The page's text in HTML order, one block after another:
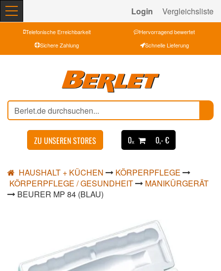
Login Vergleichsliste
Telefonische Erreichbarkeit
Hervorragend bewertet
Sichere Zahlung
Schnelle Lieferung
ZU UNSEREN STORES 0ₓ 0,- €
HAUSHALT + KÜCHEN
KÖRPERPFLEGE
KÖRPERPFLEGE / GESUNDHEIT
MANIKÜRGERÄT
BEURER MP 84 (BLAU)